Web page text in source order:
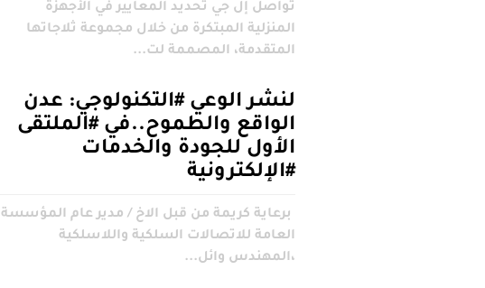
تواصل إل جي تحديد المعايير في الأجهزة
المنزلية المبتكرة من خلال مجموعة ثلاجاتها
المتقدمة، المصممة لت...
لنشر الوعي #التكنولوجي: عدن
الواقع والطموح..في #الملتقى
الأول للجودة والخدمات
#الإلكترونية
برعاية كريمة من قبل الاخ / مدير عام المؤسسة
العامة للاتصالات السلكية واللاسلكية
،المهندس وائل...